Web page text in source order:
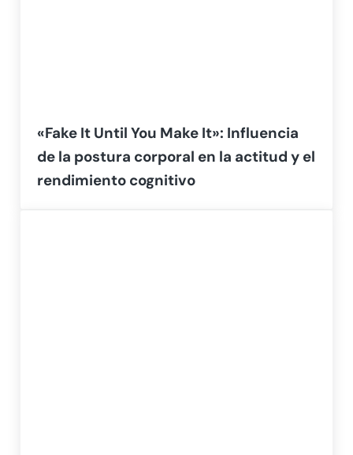
«Fake It Until You Make It»: Influencia
de la postura corporal en la actitud y el
rendimiento cognitivo